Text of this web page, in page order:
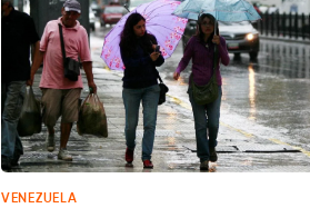
VENEZUELA